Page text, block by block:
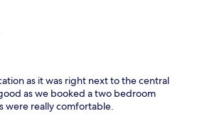
as it was right next to the central
as we booked a two bedroom
were really comfortable.